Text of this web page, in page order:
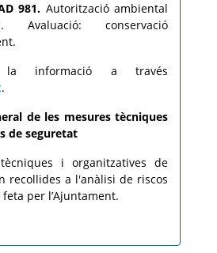
981. Autorització ambiental
Avaluació: conservació
informació a través
.
de les mesures tècniques
de seguretat
i organitzatives de
recollides a l'anàlisi de riscos
per l’Ajuntament.